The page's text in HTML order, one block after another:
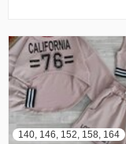
140, 146, 152, 158, 164